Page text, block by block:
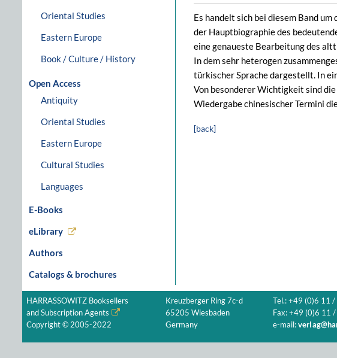
Oriental Studies
Eastern Europe
Book / Culture / History
Open Access
Antiquity
Oriental Studies
Eastern Europe
Cultural Studies
Languages
E-Books
eLibrary
Authors
Catalogs & brochures
Es handelt sich bei diesem Band
der Hauptbiographie des
eine genaueste Bearbeitung des
In dem sehr heterogen
türkischer Sprache dargestellt. In
Von besonderer Wichtigkeit sind
Wiedergabe chinesischer Termini
[back]
HARRASSOWITZ Booksellers
and Subscription Agents
Copyright © 2005-2022
Kreuzberger Ring 7c-d
65205 Wiesbaden
Germany
Tel.: +49 (0)6 11
Fax: +49 (0)6 11
e-mail: